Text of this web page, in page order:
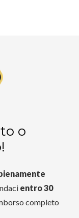
o
entro 30
completo